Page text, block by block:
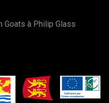
Goats à Philip Glass